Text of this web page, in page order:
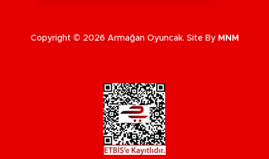
Copyright © 2026 Armağan Oyuncak. Site By MNM